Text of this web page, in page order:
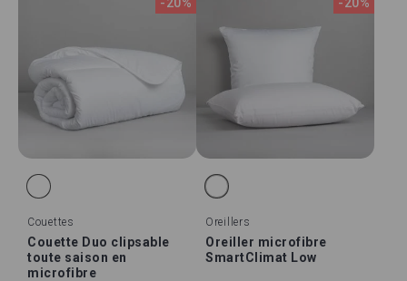
Couettes
Couette Duo clipsable
toute saison en
microfibre
Oreillers
Oreiller microfibre
SmartClimat Low